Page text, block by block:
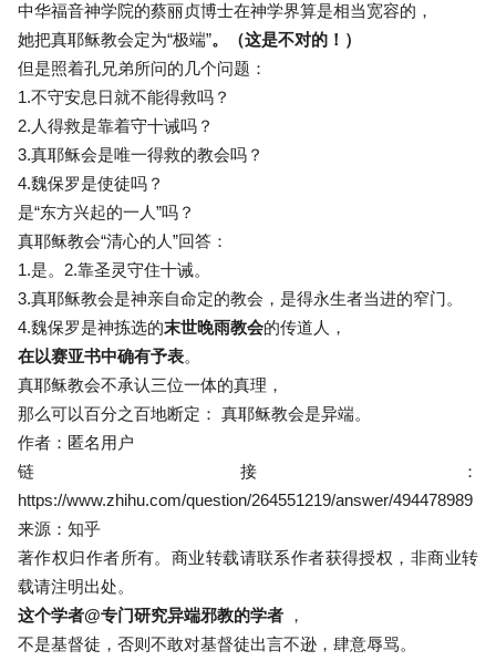
中华福音神学院的蔡丽贞博士在神学界算是相当宽容的，
她把真耶稣教会定为“极端”。（这是不对的！）
但是照着孔兄弟所问的几个问题：
1.不守安息日就不能得救吗？
2.人得救是靠着守十诫吗？
3.真耶稣会是唯一得救的教会吗？
4.魏保罗是使徒吗？
是“东方兴起的一人”吗？
真耶稣教会“清心的人”回答：
1.是。2.靠圣灵守住十诫。
3.真耶稣教会是神亲自命定的教会，是得永生者当进的窄门。
4.魏保罗是神拣选的末世晚雨教会的传道人，
在以赛亚书中确有予表。
真耶稣教会不承认三位一体的真理，
那么可以百分之百地断定： 真耶稣教会是异端。
作者：匿名用户
链接：
https://www.zhihu.com/question/264551219/answer/494478989
来源：知乎
著作权归作者所有。商业转载请联系作者获得授权，非商业转
载请注明出处。
这个学者@专门研究异端邪教的学者 ，
不是基督徒，否则不敢对基督徒出言不逊，肆意辱骂。